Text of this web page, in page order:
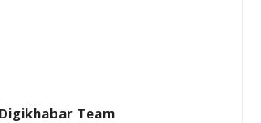
Digikhabar Team